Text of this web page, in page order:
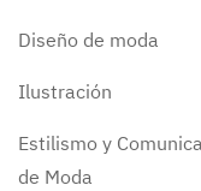
Diseño de moda
Ilustración
Estilismo y
de Moda